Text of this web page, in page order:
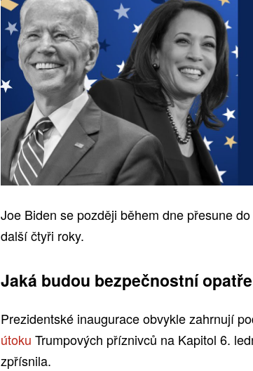
Joe Biden se později během dne přesune
další čtyři roky.
Jaká budou bezpečnostní
Prezidentské inaugurace obvykle zahrnují
útoku Trumpových příznivců na Kapitol 6.
zpřísnila.